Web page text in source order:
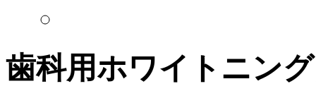
歯科用ホワイトニン